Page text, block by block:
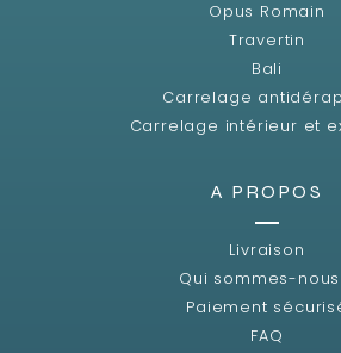
Opus Romain
Travertin
Bali
Carrelage
Carrelage intérieur et
A PROPOS
Livraison
Qui sommes-nous
Paiement
FAQ